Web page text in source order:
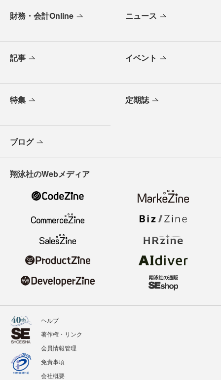
財務・会計Online ニュース
記事 イベント
特集 定期誌
ブログ
翔泳社のWebメディア
ヘルプ
著作権・リンク
会員情報管理
免責事項
会社概要